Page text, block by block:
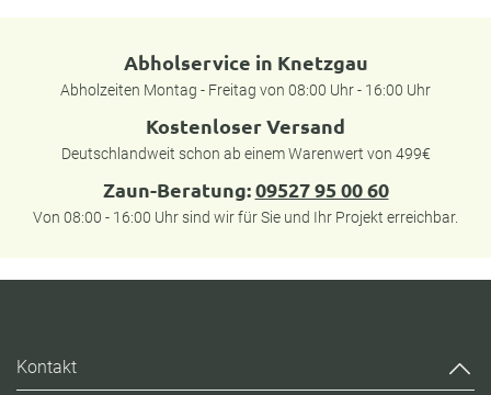
Abholservice in Knetzgau
Abholzeiten Montag - Freitag von 08:00 Uhr - 16:00 Uhr
Kostenloser Versand
Deutschlandweit schon ab einem Warenwert von 499€
Zaun-Beratung:09527 95 00 60
Von 08:00 - 16:00 Uhr sind wir für Sie und Ihr Projekt erreichbar.
Kontakt